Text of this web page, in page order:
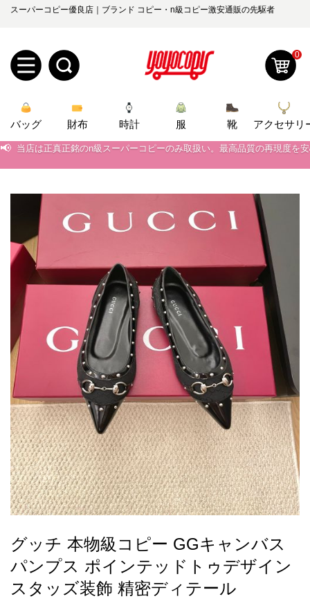
スーパーコピー優良店｜ブランド コピー・n級コピー激安通販の先駆者
規
ユ
ー
ロ
グ
ー
管
理
お
せ
yoyocopys@gmail.com
2026人気特集
衣装セット
住まい用品
アクセサリー
スカーフ
アイフォーンケ
最
新
製
品
お
す
す
め
0
バッグ 財布 時計 服 靴 アクセサリ
📢 当店は正真正銘のn級スーパーコピーのみ取扱い。最高品質の再現度を
2026春の新作続々更新中！期間中のご注文でお得な割引をご利用いただ
当店は正真正銘のn級スーパーコピーのみ取扱い。最高品質の再現度を
📢 2026春の新作続々更新中！期間中のご注文でお得な割引をご利用いただ
📢 新作入荷！ルイ・ヴィトンスーパーコピー バッグ最新モデルが登場。
グッチ 本物級コピー GGキャンバス
パンプス ポインテッドトゥデザイン
スタッズ装飾 精密ディテール